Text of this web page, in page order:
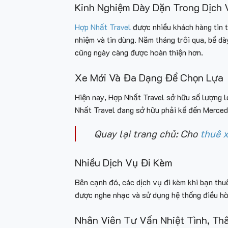
Kinh Nghiệm Dày Dặn Trong Dịch
Hợp Nhất Travel được nhiều khách hàng tin
nhiệm và tin dùng. Năm tháng trôi qua, bề
cũng ngày càng được hoàn thiện hơn.
Xe Mới Và Đa Dạng Để Chọn Lựa
Hiện nay, Hợp Nhất Travel sở hữu số
Nhất Travel đang sở hữu phải kể đến
Quay lại trang chủ: Cho thuê
Nhiều Dịch Vụ Đi Kèm
Bên cạnh đó, các dịch vụ đi kèm khi bạn
được nghe nhạc và sử dụng hệ thống điều
Nhân Viên Tư Vấn Nhiệt Tình,